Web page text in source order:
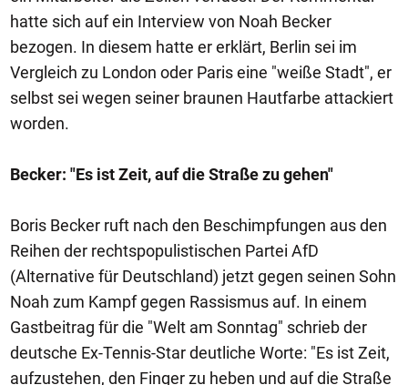
hatte sich auf ein Interview von Noah Becker
bezogen. In diesem hatte er erklärt, Berlin sei im
Vergleich zu London oder Paris eine "weiße Stadt", er
selbst sei wegen seiner braunen Hautfarbe attackiert
worden.
Becker: "Es ist Zeit, auf die Straße zu gehen"
Boris Becker ruft nach den Beschimpfungen aus den
Reihen der rechtspopulistischen Partei AfD
(Alternative für Deutschland) jetzt gegen seinen Sohn
Noah zum Kampf gegen Rassismus auf. In einem
Gastbeitrag für die "Welt am Sonntag" schrieb der
deutsche Ex-Tennis-Star deutliche Worte: "Es ist Zeit,
aufzustehen, den Finger zu heben und auf die Straße